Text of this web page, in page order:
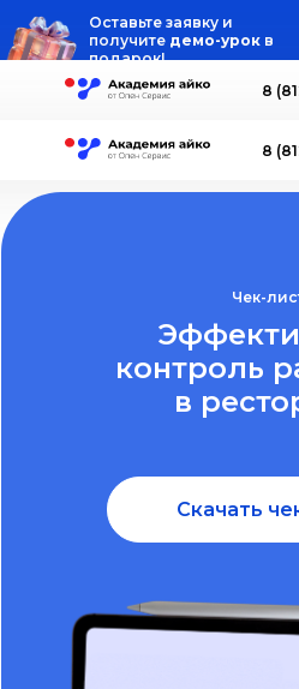
Оставьте заявку и
получите демо-урок в
подарок!
8
8
контроль
в
Чек-
Скачать